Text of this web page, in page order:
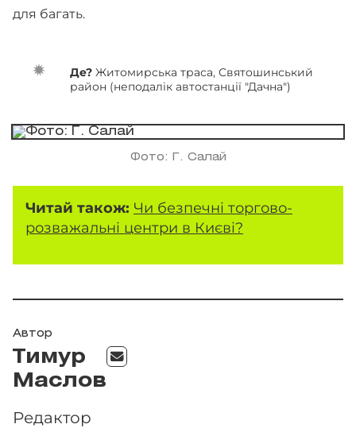
для багать.
Де? Житомирська траса, Святошинський
район (неподалік автостанції "Дачна")
Фото: Г. Салай
Читай також: Чи безпечні торгово-
розважальні центри в Києві?
Автор
Тимур
Маслов
Редактор